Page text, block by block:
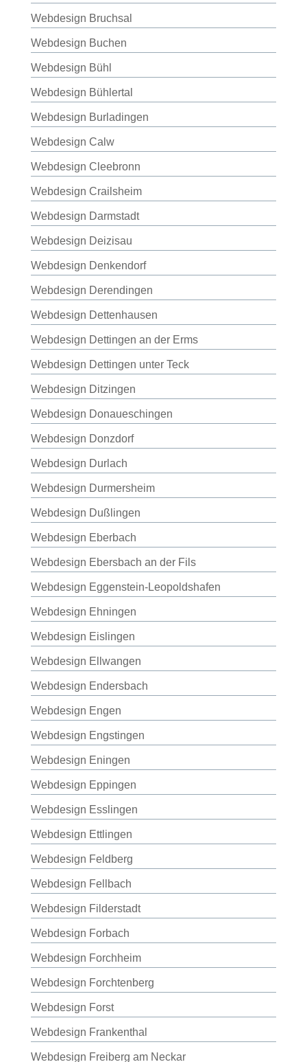
Webdesign Bruchsal
Webdesign Buchen
Webdesign Bühl
Webdesign Bühlertal
Webdesign Burladingen
Webdesign Calw
Webdesign Cleebronn
Webdesign Crailsheim
Webdesign Darmstadt
Webdesign Deizisau
Webdesign Denkendorf
Webdesign Derendingen
Webdesign Dettenhausen
Webdesign Dettingen an der Erms
Webdesign Dettingen unter Teck
Webdesign Ditzingen
Webdesign Donaueschingen
Webdesign Donzdorf
Webdesign Durlach
Webdesign Durmersheim
Webdesign Dußlingen
Webdesign Eberbach
Webdesign Ebersbach an der Fils
Webdesign Eggenstein-Leopoldshafen
Webdesign Ehningen
Webdesign Eislingen
Webdesign Ellwangen
Webdesign Endersbach
Webdesign Engen
Webdesign Engstingen
Webdesign Eningen
Webdesign Eppingen
Webdesign Esslingen
Webdesign Ettlingen
Webdesign Feldberg
Webdesign Fellbach
Webdesign Filderstadt
Webdesign Forbach
Webdesign Forchheim
Webdesign Forchtenberg
Webdesign Forst
Webdesign Frankenthal
Webdesign Freiberg am Neckar